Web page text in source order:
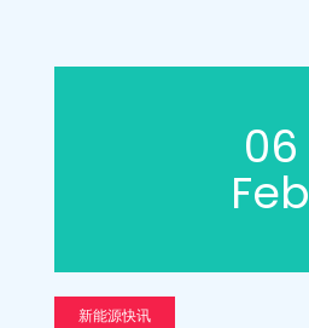
06
Feb
新能源快讯